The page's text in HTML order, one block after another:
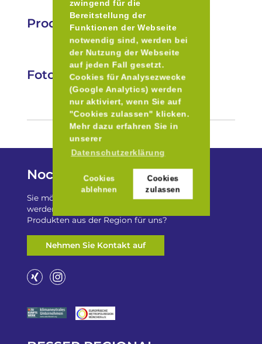
zwingend für die
Bereitstellung der
Funktionen der Webseite
notwendig sind, werden bei
der Nutzung der Webseite
auf jeden Fall gesetzt.
Cookies für Analysezwecke
(Google Analytics) werden
nur aktiviert, wenn Sie auf
"Cookies zulassen" klicken.
Mehr dazu erfahren Sie in
unserer
Datenschutzerklärung
Cookies
ablehnen
Cookies
zulassen
Produkte
Fotos
Noch Fragen?
Sie möchten auf „Besser Regional“ gelistet
werden? Oder haben Sie einen Freizeittip zu
Produkten aus der Region für uns?
Nehmen Sie Kontakt auf